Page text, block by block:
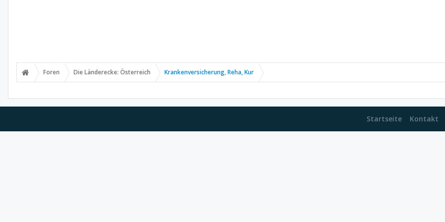
Foren Die Länderecke: Österreich Krankenversicherung, Reha, Kur
Startseite Kontakt